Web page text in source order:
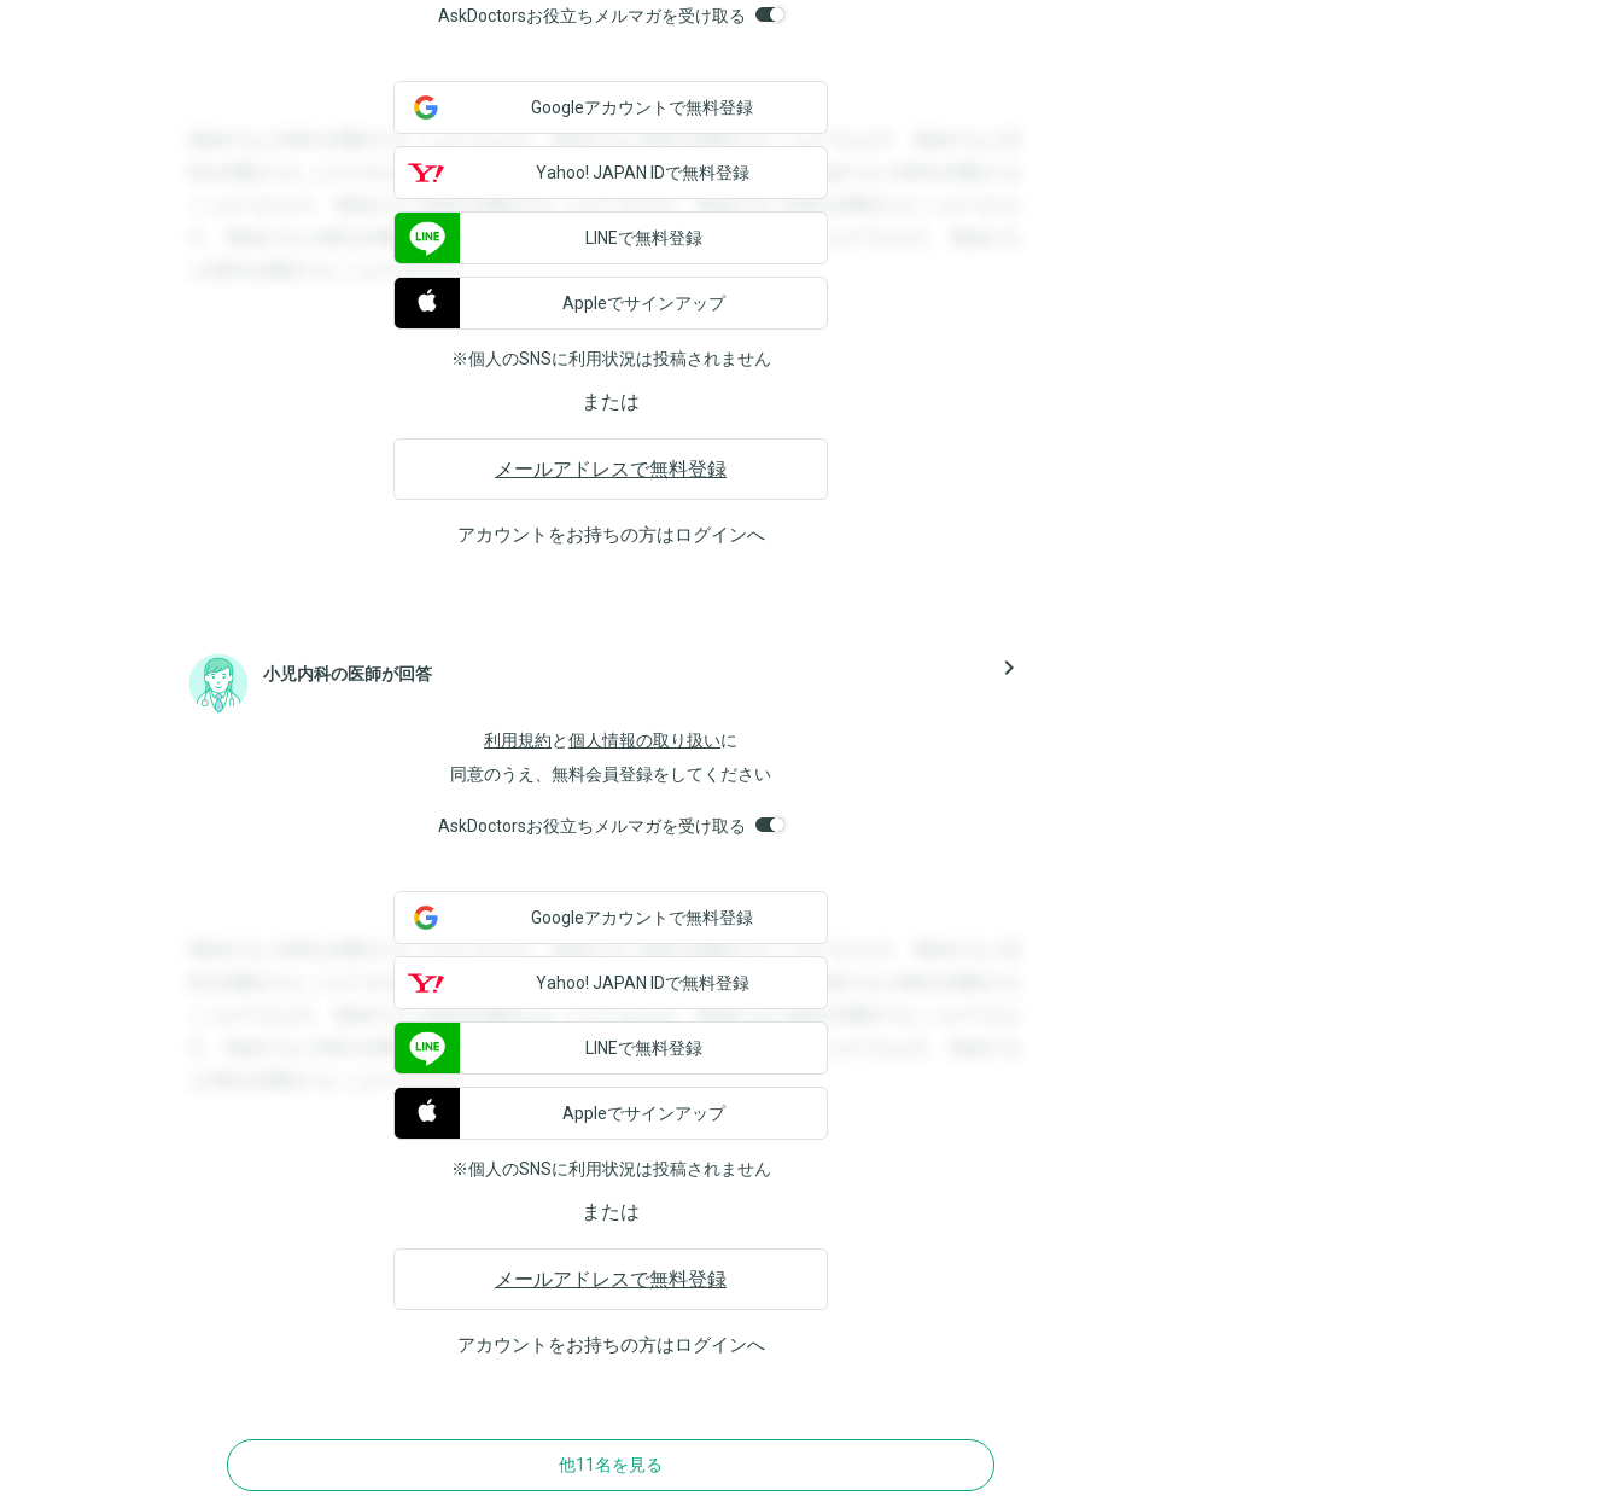
AskDoctorsお役立ちメルマガを受け取る
登録すると回答を閲覧することができます。登録すると回答を閲覧することができます。登録すると回
答を閲覧することができます。登録すると回答を閲覧することができます。登録すると回答を閲覧する
ことができます。登録すると回答を閲覧することができます。登録すると回答を閲覧することができま
す。登録すると回答を閲覧することができます。登録すると回答を閲覧することができます。登録する
と回答を閲覧することができます。
Googleアカウントで無料登録
Yahoo! JAPAN IDで無料登録
LINEで無料登録
Appleでサインアップ
※個人のSNSに利用状況は投稿されません
または
メールアドレスで無料登録
アカウントをお持ちの方はログインへ
小児内科の医師が回答 navigate_next
利用規約と個人情報の取り扱いに
同意のうえ、無料会員登録をしてください
AskDoctorsお役立ちメルマガを受け取る
登録すると回答を閲覧することができます。登録すると回答を閲覧することができます。登録すると回
答を閲覧することができます。登録すると回答を閲覧することができます。登録すると回答を閲覧する
ことができます。登録すると回答を閲覧することができます。登録すると回答を閲覧することができま
す。登録すると回答を閲覧することができます。登録すると回答を閲覧することができます。登録する
と回答を閲覧することができます。
Googleアカウントで無料登録
Yahoo! JAPAN IDで無料登録
LINEで無料登録
Appleでサインアップ
※個人のSNSに利用状況は投稿されません
または
メールアドレスで無料登録
アカウントをお持ちの方はログインへ
他11名を見る